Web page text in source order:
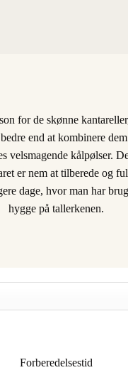
for de skønne
end at kombinere
velsmagende kålpølser.
er nem at tilberede og
dage, hvor man har
hygge på tallerkenen.
Forberedelsestid